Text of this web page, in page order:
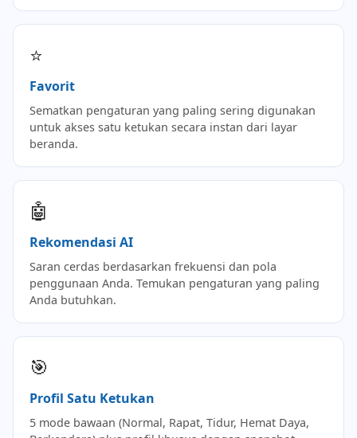
⭐
Favorit
Sematkan pengaturan yang paling sering digunakan
untuk akses satu ketukan secara instan dari layar
beranda.
🤖
Rekomendasi AI
Saran cerdas berdasarkan frekuensi dan pola
penggunaan Anda. Temukan pengaturan yang paling
Anda butuhkan.
🎯
Profil Satu Ketukan
5 mode bawaan (Normal, Rapat, Tidur, Hemat Daya,